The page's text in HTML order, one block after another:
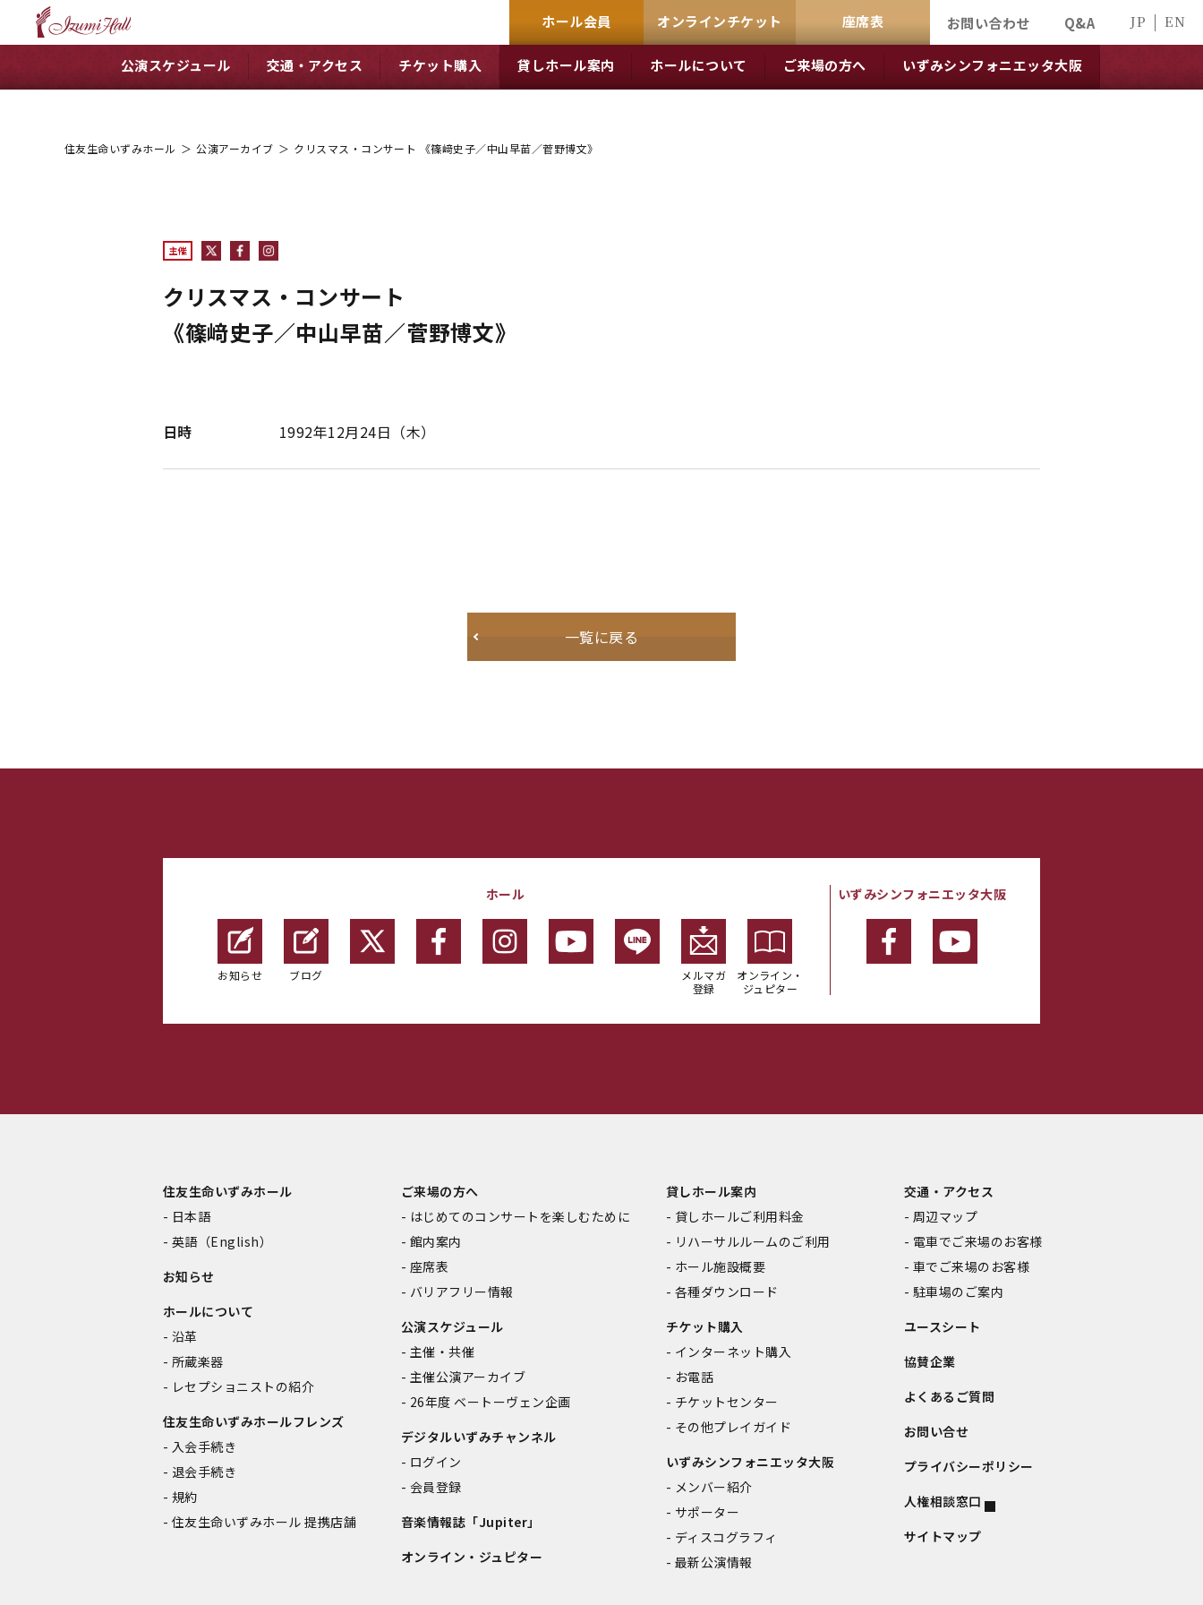
ホール会員 オンラインチケット 座席表 お問い合わせ Q&A JP EN
公演スケジュール 交通・アクセス チケット購入 貸しホール案内 ホールについて ご来場の方へ いずみシンフォニエッタ大阪
住友生命いずみホール ＞ 公演アーカイブ ＞ クリスマス・コンサート 《篠﨑史子／中山早苗／菅野博文》
主催
クリスマス・コンサート
《篠﨑史子／中山早苗／菅野博文》
日時 1992年12月24日（木）
一覧に戻る
ホール
お知らせ ブログ
メルマガ
登録
オンライン・
ジュピター
いずみシンフォニエッタ大阪
住友生命いずみホール
日本語
英語（English）
お知らせ
ホールについて
沿革
所蔵楽器
レセプショニストの紹介
住友生命いずみホールフレンズ
入会手続き
退会手続き
規約
住友生命いずみホール 提携店舗
ご来場の方へ
はじめてのコンサートを楽しむために
館内案内
座席表
バリアフリー情報
公演スケジュール
主催・共催
主催公演アーカイブ
26年度 ベートーヴェン企画
デジタルいずみチャンネル
ログイン
会員登録
音楽情報誌「Jupiter」
オンライン・ジュピター
貸しホール案内
貸しホールご利用料金
リハーサルルームのご利用
ホール施設概要
各種ダウンロード
チケット購入
インターネット購入
お電話
チケットセンター
その他プレイガイド
いずみシンフォニエッタ大阪
メンバー紹介
サポーター
ディスコグラフィ
最新公演情報
交通・アクセス
周辺マップ
電車でご来場のお客様
車でご来場のお客様
駐車場のご案内
ユースシート
協賛企業
よくあるご質問
お問い合せ
プライバシーポリシー
人権相談窓口
サイトマップ